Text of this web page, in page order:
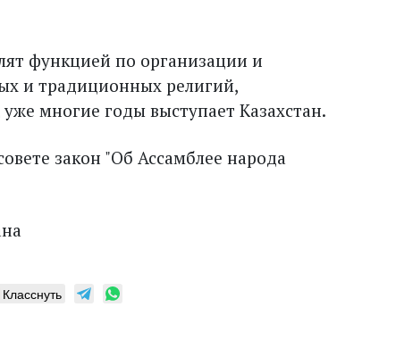
функцией по организации и
и традиционных религий,
многие годы выступает Казахстан.
закон "Об Ассамблее народа
Класснуть